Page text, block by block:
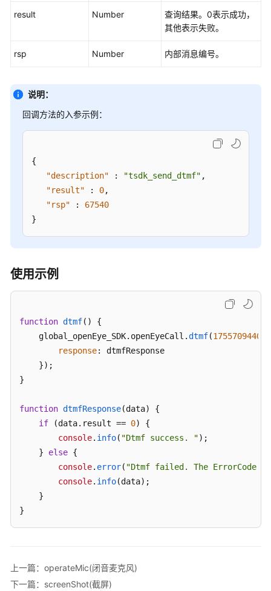
轻
端
集
成
户
——
网
客
端
座
集
座
席
量
块
成
座
席
result Number
查询结果。0表示成功，
其他表示失败。
rsp Number 内部消息编号。
说明：
回调方法的入参示例：
{
"description"
: "tsdk_send_dtmf" ,
"result"
: 0,
"rsp"
:
67540
}
使用示例
function dtmf( ) {
    global_openEye_SDK.
openEyeCall .dtmf(1755709440
response: dtmfResponse
    });
}
function dtmfResponse(data) {
if (data. result == 0) {
console. info( "Dtmf success. ");
    }
else {
console. error( "Dtmf failed. The ErrorCode
console. info(data);
    }
}
上一篇：operateMic(闭音麦克风)
下一篇：screenShot(截屏)